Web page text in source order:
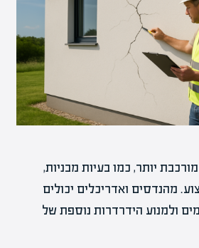
יותר, כמו בעיות מבניות,
מהנדסים ואדריכלים יכולים
ולמנוע הידרדרות נוספת של